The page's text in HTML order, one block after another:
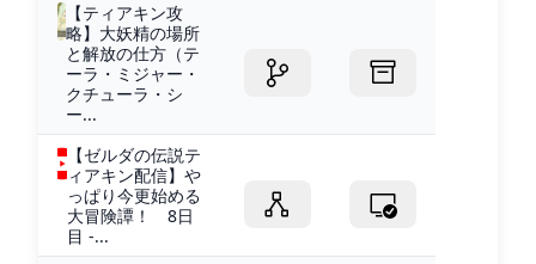
【ティアキン攻
略】大妖精の場所
と解放の仕方（テ
ーラ・ミジャー・
クチューラ・シ
ー...
【ゼルダの伝説テ
ィアキン配信】や
っぱり今更始める
大冒険譚！ 8日
目 -...